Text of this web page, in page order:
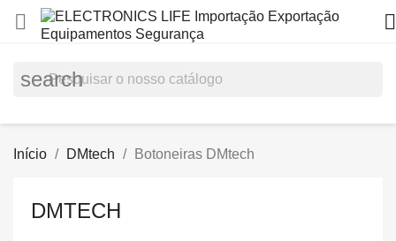
 
search
Início DMtech Botoneiras DMtech
DMTECH